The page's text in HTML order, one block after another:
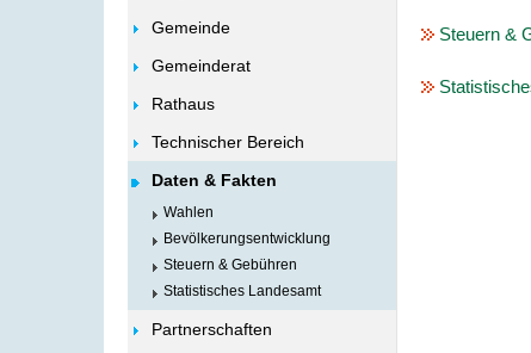
Gemeinde
Gemeinderat
Rathaus
Technischer Bereich
Daten & Fakten
Wahlen
Bevölkerungsentwicklung
Steuern & Gebühren
Statistisches Landesamt
Partnerschaften
Steuern &